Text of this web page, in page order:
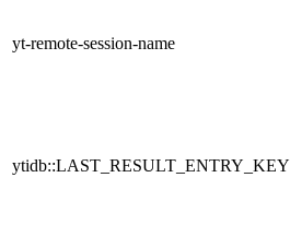
yt-remote-session-name
ytidb::LAST_RESULT_ENTRY_KEY